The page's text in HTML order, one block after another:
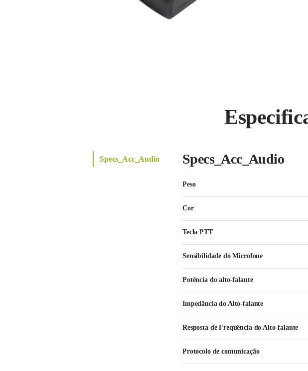
Specs_Acc_Audio Specs_Acc_Audio
Peso
Cor
Tecla PTT
Sensibilidade do Microfone
Potência do alto-falante
Impedância do Alto-falante
Resposta de Frequência do Alto-falante
Protocolo de comunicação